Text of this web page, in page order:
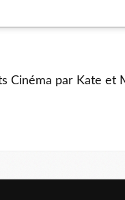
Cinéma par Kate et